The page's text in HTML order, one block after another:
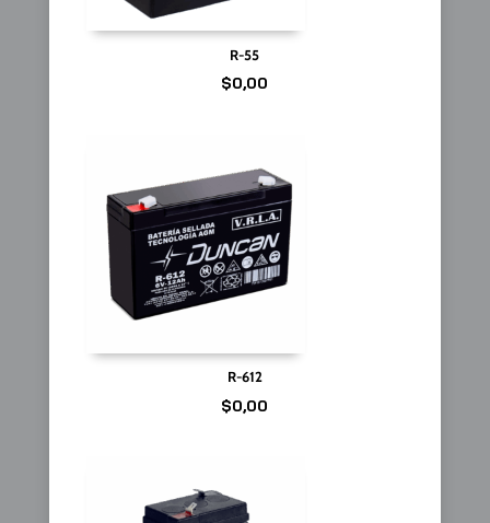
R-55
$0,00
R-612
$0,00